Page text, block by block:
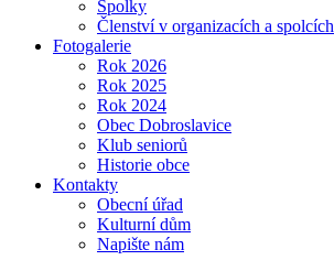
Spolky
Členství v organizacích a spolcích
Fotogalerie
Rok 2026
Rok 2025
Rok 2024
Obec Dobroslavice
Klub seniorů
Historie obce
Kontakty
Obecní úřad
Kulturní dům
Napište nám